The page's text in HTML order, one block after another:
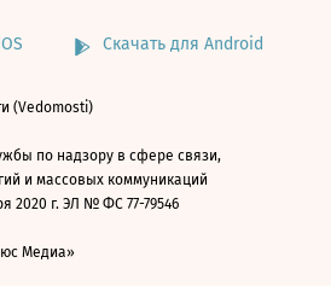
Скачать для Android
(Vedomosti)
по надзору в сфере связи,
и массовых коммуникаций
2020 г. ЭЛ № ФС 77-79546
Медиа»